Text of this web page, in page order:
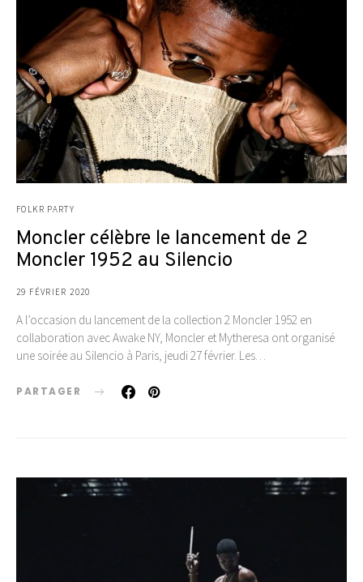
FOLKR PARTY
Moncler célèbre le lancement de 2
Moncler 1952 au Silencio
29 FÉVRIER 2020
A l’occasion du lancement de la collection 2 Moncler 1952 en
collaboration avec Awake NY, Moncler et Mytheresa ont organisé
une soirée au Silencio à Paris, jeudi 27 février. Les…
PARTAGER